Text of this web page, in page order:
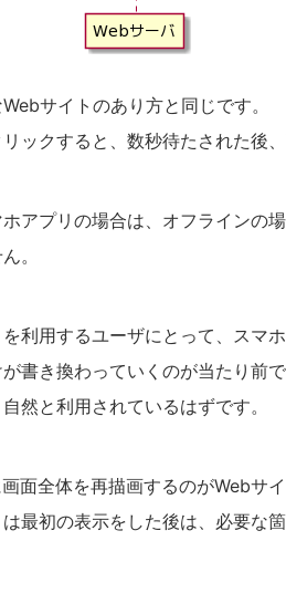
サイトのあり方と同じです。
ックすると、数秒待たされた後
アプリの場合は、オフラインの
。
利用するユーザにとって、スマ
書き換わっていくのが当たり前
然と利用されているはずです。
面全体を再描画するのがWebサイ
最初の表示をした後は、必要な